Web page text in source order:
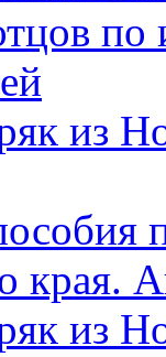
по
из
края.
из